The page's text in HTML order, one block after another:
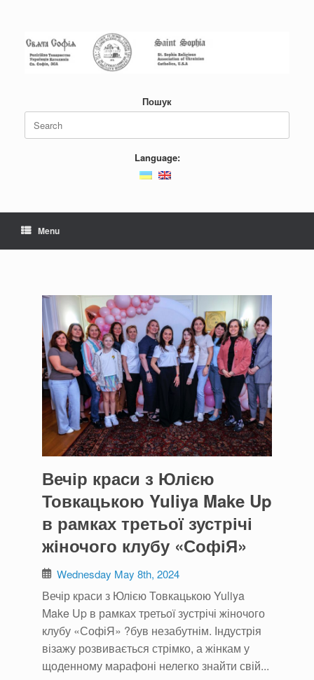
Пошук
Language:
Menu
Вечір краси з Юлією
Товкацькою Yuliya Make Up
в рамках третьої зустрічі
жіночого клубу «СофіЯ»
Wednesday May 8th, 2024
Вечір краси з Юлією Товкацькою Yuliya
Make Up в рамках третьої зустрічі жіночого
клубу «СофіЯ» ?був незабутнім. Індустрія
візажу розвивається стрімко, а жінкам у
щоденному марафоні нелегко знайти свій...